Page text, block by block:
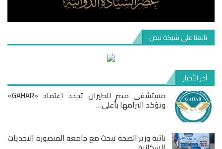
تابعنا على شبكة نبض
آخر الأخبار
مستشفى مصر للطيران تجدد اعتماد «GAHAR»
وتؤكد التزامها بأعلى…
نائبة وزير الصحة تبحث مع جامعة المنصورة التحديات